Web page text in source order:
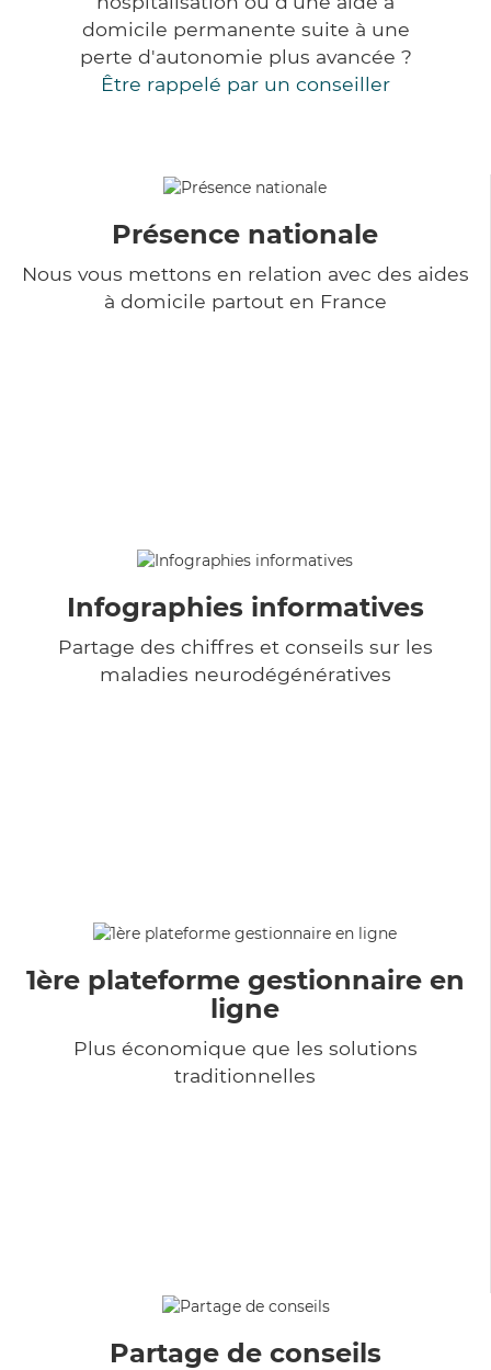
domicile permanente suite à une
perte d'autonomie plus avancée ?
Être rappelé par un conseiller
Présence nationale
Nous vous mettons en relation avec des aides
à domicile partout en France
Infographies informatives
Partage des chiffres et conseils sur les
maladies neurodégénératives
1ère plateforme gestionnaire en
ligne
Plus économique que les solutions
traditionnelles
Partage de conseils